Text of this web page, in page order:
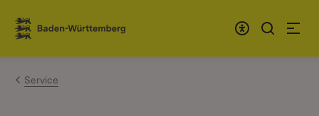
Zum Inhalt springen
Link zur Startseite
Service